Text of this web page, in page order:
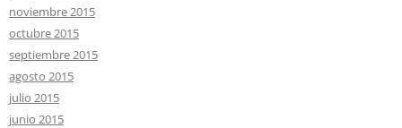
noviembre 2015
octubre 2015
septiembre 2015
agosto 2015
julio 2015
junio 2015